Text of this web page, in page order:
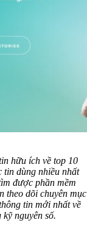
hữu ích về top 10
dùng nhiều nhất
được phần mềm
theo dõi chuyên mục
tin mới nhất về
nguyên số.